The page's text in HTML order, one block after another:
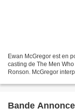
Ewan McGregor est en
casting de The Men
Ronson. McGregor
Bande